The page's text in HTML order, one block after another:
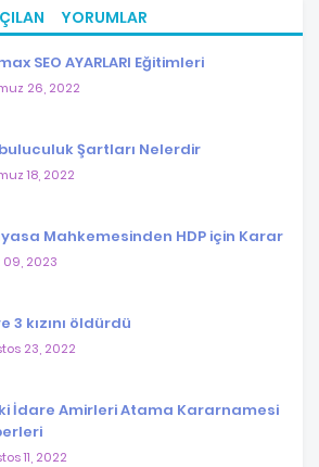
YORUMLAR
SEO AYARLARI Eğitimleri
26, 2022
Şartları Nelerdir
18, 2022
Mahkemesinden HDP için Karar
09, 2023
3 kızını öldürdü
23, 2022
İdare Amirleri Atama Kararnamesi
11, 2022